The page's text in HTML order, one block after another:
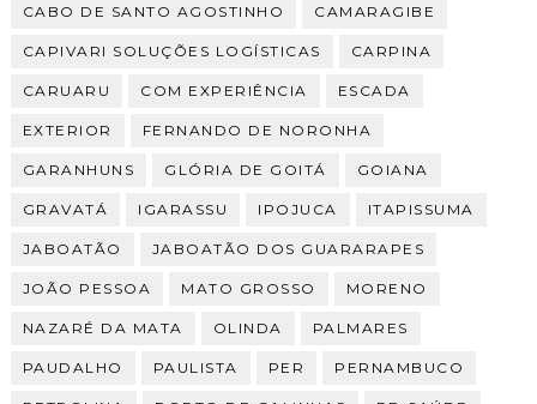
CABO DE SANTO AGOSTINHO CAMARAGIBE
CAPIVARI SOLUÇÕES LOGÍSTICAS CARPINA
CARUARU COM EXPERIÊNCIA ESCADA
EXTERIOR FERNANDO DE NORONHA
GARANHUNS GLÓRIA DE GOITÁ GOIANA
GRAVATÁ IGARASSU IPOJUCA ITAPISSUMA
JABOATÃO JABOATÃO DOS GUARARAPES
JOÃO PESSOA MATO GROSSO MORENO
NAZARÉ DA MATA OLINDA PALMARES
PAUDALHO PAULISTA PER PERNAMBUCO